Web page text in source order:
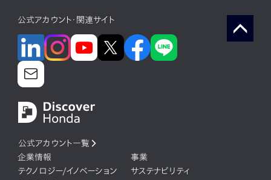
公式アカウント・関連サイト
公式アカウント一覧
企業情報
事業
テクノロジー/イノベーション
サステナビリティ